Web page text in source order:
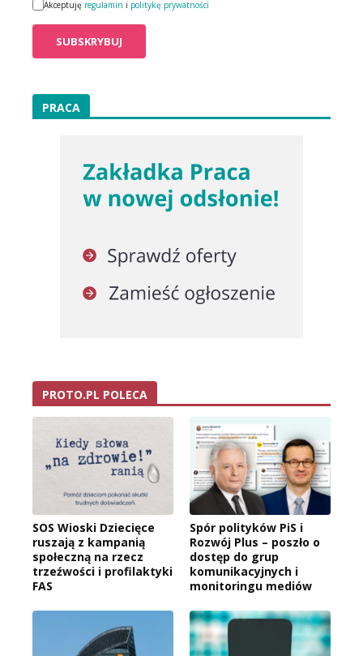
Akceptuję regulamin i politykę prywatności
PRACA
PROTO.PL POLECA
SOS Wioski Dziecięce
ruszają z kampanią
społeczną na rzecz
trzeźwości i profilaktyki
FAS
Spór polityków PiS i
Rozwój Plus – poszło o
dostęp do grup
komunikacyjnych i
monitoringu mediów